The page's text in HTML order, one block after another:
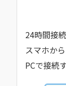
24時間接
スマホか
PCで接続